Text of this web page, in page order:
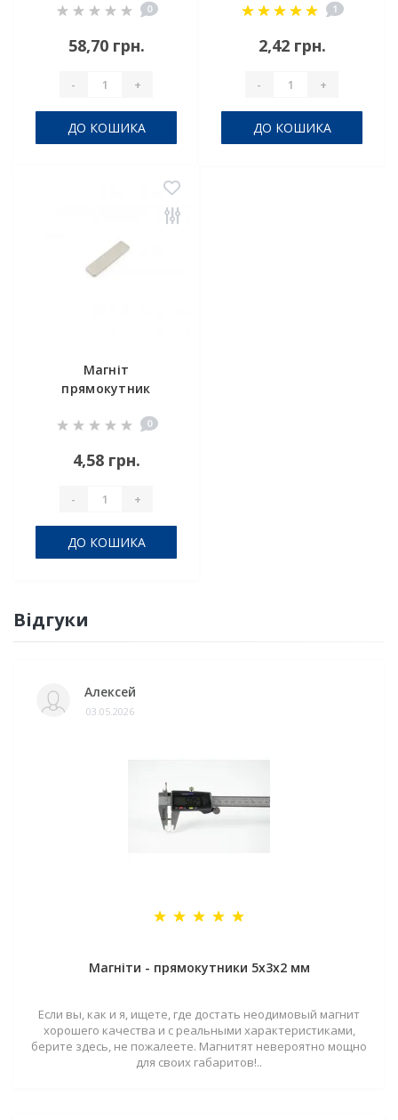
0
58,70 грн.
- +
ДО КОШИКА
1
2,42 грн.
- +
ДО КОШИКА
Магніт
прямокутник
0
4,58 грн.
- +
ДО КОШИКА
Відгуки
Алексей
03.05.2026
Магніти - прямокутники 5x3x2 мм
Если вы, как и я, ищете, где достать неодимовый магнит
хорошего качества и с реальными характеристиками,
берите здесь, не пожалеете. Магнитят невероятно мощно
для своих габаритов!..